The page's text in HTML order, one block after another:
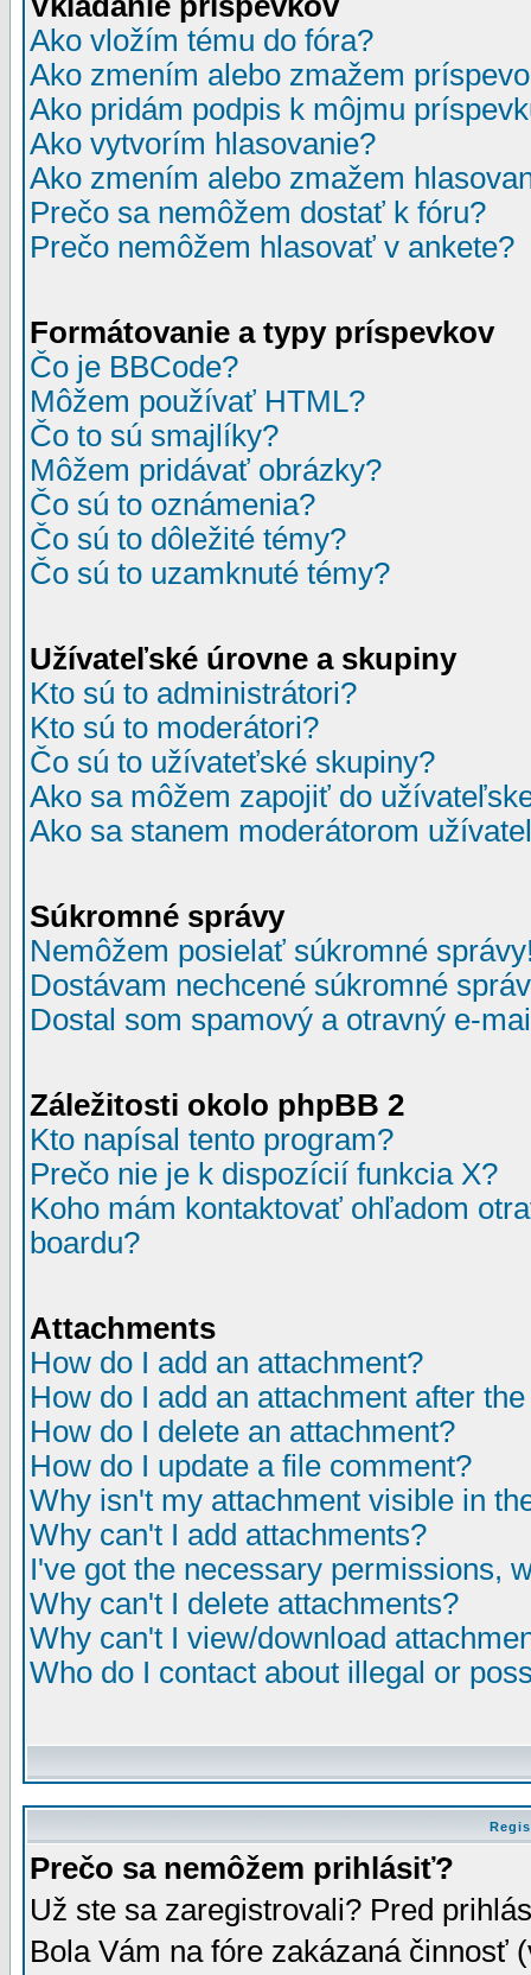
Ako vložím tému do fóra?
Ako zmením alebo zmažem
Ako pridám podpis k môjmu
Ako vytvorím hlasovanie?
Ako zmením alebo zmažem
Prečo sa nemôžem dostať k fóru?
Prečo nemôžem hlasovať v ankete?
Formátovanie a typy príspevkov
Čo je BBCode?
Môžem používať HTML?
Čo to sú smajlíky?
Môžem pridávať obrázky?
Čo sú to oznámenia?
Čo sú to dôležité témy?
Čo sú to uzamknuté témy?
Užívateľské úrovne a skupiny
Kto sú to administrátori?
Kto sú to moderátori?
Čo sú to užívateťské skupiny?
Ako sa môžem zapojiť do
Ako sa stanem moderátorom
Súkromné správy
Nemôžem posielať súkromné
Dostávam nechcené súkromné
Dostal som spamový a otravný e-
Záležitosti okolo phpBB 2
Kto napísal tento program?
Prečo nie je k dispozícií funkcia X?
Koho mám kontaktovať ohľadom
boardu?
Attachments
How do I add an attachment?
How do I add an attachment after
How do I delete an attachment?
How do I update a file comment?
Why isn't my attachment visible in
Why can't I add attachments?
I've got the necessary permissions,
Why can't I delete attachments?
Why can't I view/download
Who do I contact about illegal or
Prečo sa nemôžem prihlásiť?
Už ste sa zaregistrovali? Pred
Bola Vám na fóre zakázaná činnosť